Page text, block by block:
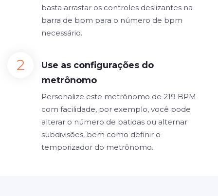
basta arrastar os controles deslizantes na
barra de bpm para o número de bpm
necessário.
Use as configurações do
metrônomo
Personalize este metrônomo de 219 BPM
com facilidade, por exemplo, você pode
alterar o número de batidas ou alternar
subdivisões, bem como definir o
temporizador do metrônomo.